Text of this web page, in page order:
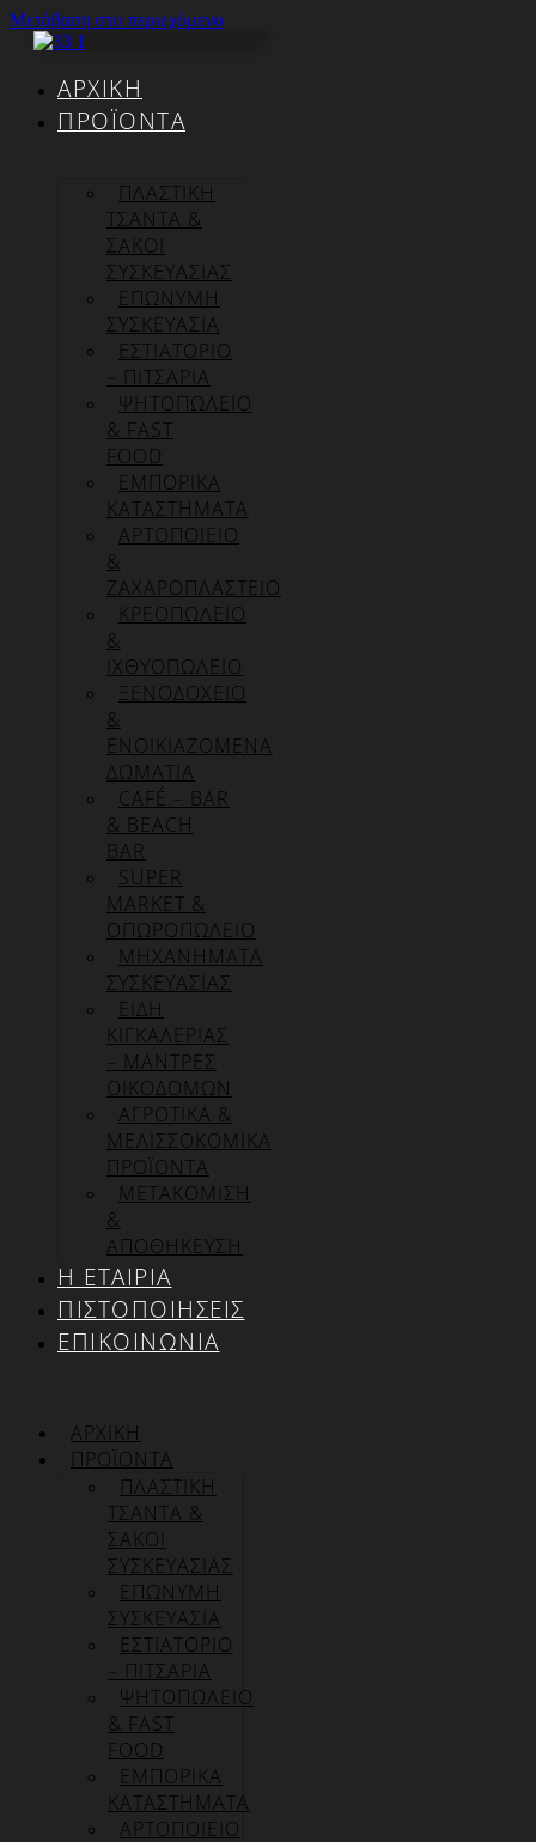
Μετάβαση στο περιεχόμενο
ΑΡΧΙΚΉ
ΠΡΟΪΌΝΤΑ
ΠΛΑΣΤΙΚΗ
ΤΣΑΝΤΑ &
ΣΑΚΟΙ
ΣΥΣΚΕΥΑΣΙΑΣ
ΕΠΏΝΥΜΗ
ΣΥΣΚΕΥΑΣΊΑ
ΕΣΤΙΑΤΟΡΙΟ
– ΠΙΤΣΑΡΙΑ
ΨΗΤΟΠΩΛΕΙΟ
& FAST
FOOD
ΕΜΠΟΡΙΚΑ
ΚΑΤΑΣΤΗΜΑΤΑ
ΑΡΤΟΠΟΙΕΙΟ
&
ΖΑΧΑΡΟΠΛΑΣΤΕΙΟ
ΚΡΕΟΠΩΛΕΙΟ
&
ΙΧΘΥΟΠΩΛΕΙΟ
ΞΕΝΟΔΟΧΕΙΟ
&
ΕΝΟΙΚΙΑΖΟΜΕΝΑ
ΔΩΜΑΤΙΑ
CAFÉ – BAR
& BEACH
BAR
SUPER
MARKET &
ΟΠΩΡΟΠΩΛΕΙΟ
ΜΗΧΑΝΗΜΑΤΑ
ΣΥΣΚΕΥΑΣΙΑΣ
ΕΙΔΗ
ΚΙΓΚΑΛΕΡΙΑΣ
– ΜΑΝΤΡΕΣ
ΟΙΚΟΔΟΜΩΝ
ΑΓΡΟΤΙΚΑ &
ΜΕΛΙΣΣΟΚΟΜΙΚΑ
ΠΡΟΪΟΝΤΑ
ΜΕΤΑΚΟΜΙΣΗ
&
ΑΠΟΘΗΚΕΥΣΗ
Η ΕΤΑΙΡΊΑ
ΠΙΣΤΟΠΟΙΉΣΕΙΣ
ΕΠΙΚΟΙΝΩΝΊΑ
ΑΡΧΙΚΉ
ΠΡΟΪΌΝΤΑ
ΠΛΑΣΤΙΚΗ
ΤΣΑΝΤΑ &
ΣΑΚΟΙ
ΣΥΣΚΕΥΑΣΙΑΣ
ΕΠΏΝΥΜΗ
ΣΥΣΚΕΥΑΣΊΑ
ΕΣΤΙΑΤΟΡΙΟ
– ΠΙΤΣΑΡΙΑ
ΨΗΤΟΠΩΛΕΙΟ
& FAST
FOOD
ΕΜΠΟΡΙΚΑ
ΚΑΤΑΣΤΗΜΑΤΑ
ΑΡΤΟΠΟΙΕΙΟ